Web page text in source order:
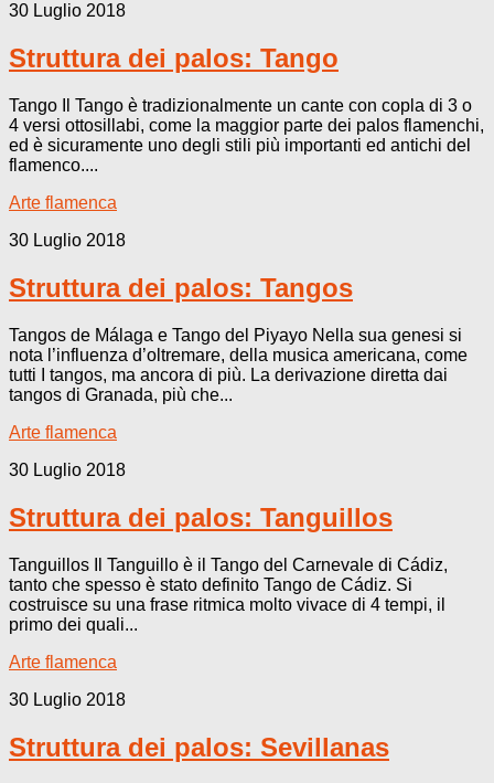
30 Luglio 2018
Struttura dei palos: Tango
Tango Il Tango è tradizionalmente un cante con copla di 3 o
4 versi ottosillabi, come la maggior parte dei palos flamenchi,
ed è sicuramente uno degli stili più importanti ed antichi del
flamenco....
Arte flamenca
30 Luglio 2018
Struttura dei palos: Tangos
Tangos de Málaga e Tango del Piyayo Nella sua genesi si
nota l’influenza d’oltremare, della musica americana, come
tutti I tangos, ma ancora di più. La derivazione diretta dai
tangos di Granada, più che...
Arte flamenca
30 Luglio 2018
Struttura dei palos: Tanguillos
Tanguillos Il Tanguillo è il Tango del Carnevale di Cádiz,
tanto che spesso è stato definito Tango de Cádiz. Si
costruisce su una frase ritmica molto vivace di 4 tempi, il
primo dei quali...
Arte flamenca
30 Luglio 2018
Struttura dei palos: Sevillanas